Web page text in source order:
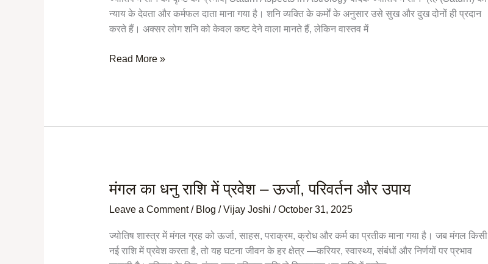
न्याय के देवता और कर्मफल दाता माना गया है। शनि व्यक्ति के कर्मों के अनुसार उसे सुख और दुख दोनों ही प्रदान
करते हैं। अक्सर लोग शनि को केवल कष्ट देने वाला मानते हैं, लेकिन वास्तव में
का
भिन्न
मेंRead More »
मंगल का धनु राशि में प्रवेश – ऊर्जा, परिवर्तन और उपाय
Leave a Comment / Blog /Vijay Joshi /October 31, 2025
ज्योतिष शास्त्र में मंगल ग्रह को ऊर्जा, साहस, पराक्रम, क्रोध और कर्म का प्रतीक माना गया है। जब मंगल किसी
नई राशि में प्रवेश करता है, तो यह घटना जीवन के हर क्षेत्र —करियर, स्वास्थ्य, संबंधों और निर्णयों पर प्रभाव
मंगल
राशि
में